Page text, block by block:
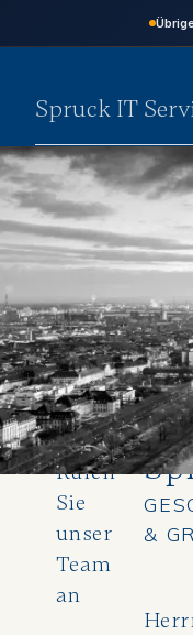
Spruck IT
Rufen
Sie
unser
Team
an
&